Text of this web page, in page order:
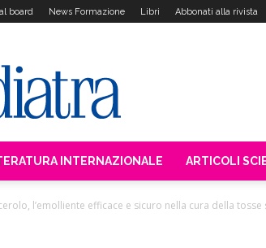
board News Formazione Libri Abbonati alla rivista
INTERNAZIONALE ARTICOLI
l’emolliente efficace e sicuro nella cura della tosse